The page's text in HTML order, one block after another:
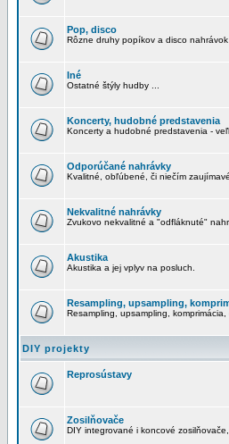
Pop, disco
Rôzne druhy popíkov a disco nahrávok
Iné
Ostatné štýly hudby ...
Koncerty, hudobné predstavenia
Koncerty a hudobné predstavenia -
Odporúčané nahrávky
Kvalitné, obľúbené, či niečím
Nekvalitné nahrávky
Zvukovo nekvalitné a "odfláknuté"
Akustika
Akustika a jej vplyv na posluch.
Resampling, upsampling,
Resampling, upsampling,
DIY projekty
Reprosústavy
Zosilňovače
DIY integrované i koncové